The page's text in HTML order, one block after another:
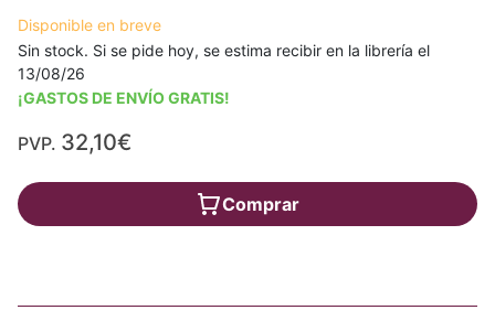
Disponible en breve
Sin stock. Si se pide hoy, se estima recibir en la librería el
13/08/26
¡GASTOS DE ENVÍO GRATIS!
PVP. 32,10€
Comprar